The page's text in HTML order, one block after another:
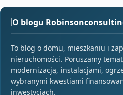
O blogu
To blog o domu, mieszkaniu i
nieruchomości. Poruszamy
modernizacją, instalacjami,
wybranymi kwestiami
inwestycjach.